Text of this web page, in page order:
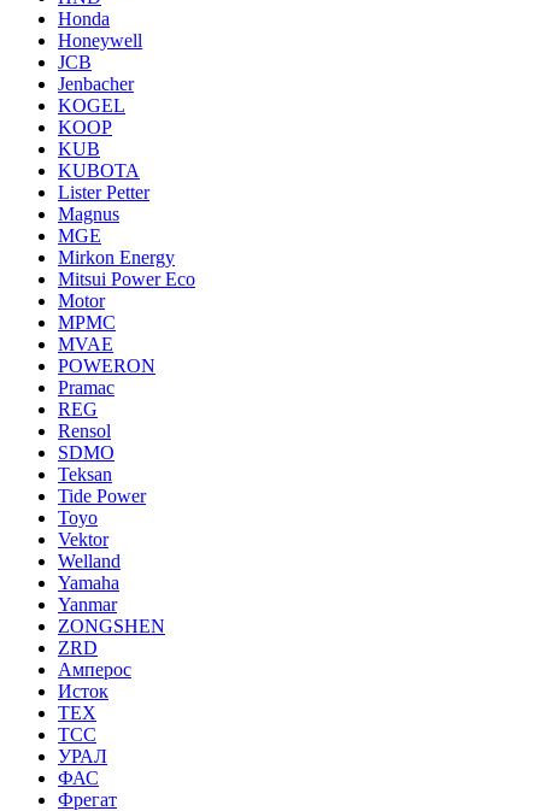
Honda
Honeywell
JCB
Jenbacher
KOGEL
KOOP
KUB
KUBOTA
Lister Petter
Magnus
MGE
Mirkon Energy
Mitsui Power Eco
Motor
MPMC
MVAE
POWERON
Pramac
REG
Rensol
SDMO
Teksan
Tide Power
Toyo
Vektor
Welland
Yamaha
Yanmar
ZONGSHEN
ZRD
Амперос
Исток
ТЕХ
ТСС
УРАЛ
ФАС
Фрегат